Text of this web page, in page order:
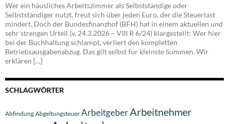
Wer ein häusliches Arbeitszimmer als Selbstständige oder
Selbstständiger nutzt, freut sich über jeden Euro, der die Steuerlast
mindert. Doch der Bundesfinanzhof (BFH) hat in einem aktuellen und
sehr strengen Urteil (v. 24.3.2026 – VIII R 6/24) klargestellt: Wer hier
bei der Buchhaltung schlampt, verliert den kompletten
Betriebsausgabenabzug. Das gilt selbst für kleinste Summen. Wir
erklären […]
SCHLAGWÖRTER
Abfindung Abgeltungsteuer ArbeitgeberArbeitnehmer